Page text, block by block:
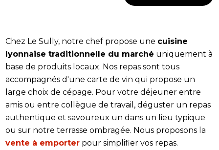
Chez Le Sully, notre chef propose une cuisine
lyonnaise traditionnelle du marché uniquement à
base de produits locaux. Nos repas sont tous
accompagnés d'une carte de vin qui propose un
large choix de cépage. Pour votre déjeuner entre
amis ou entre collègue de travail, déguster un repas
authentique et savoureux un dans un lieu typique
ou sur notre terrasse ombragée. Nous proposons la
vente à emporter pour simplifier vos repas.